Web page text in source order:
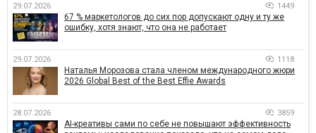
29.07.2026 1449
67 % маркетологов до сих пор допускают одну и ту же
ошибку, хотя знают, что она не работает
29.07.2026 1118
Наталья Морозова стала членом международного жюри
2026 Global Best of the Best Effie Awards
28.07.2026 3859
AI-креативы сами по себе не повышают эффективность